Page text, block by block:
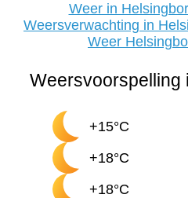
Weer in
Weersverwachting in
Weer
Weersvoorspelling
+15°C
+18°C
+18°C